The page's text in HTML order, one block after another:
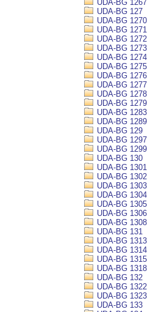
UDA-BG 1267
UDA-BG 127
UDA-BG 1270
UDA-BG 1271
UDA-BG 1272
UDA-BG 1273
UDA-BG 1274
UDA-BG 1275
UDA-BG 1276
UDA-BG 1277
UDA-BG 1278
UDA-BG 1279
UDA-BG 1283
UDA-BG 1289
UDA-BG 129
UDA-BG 1297
UDA-BG 1299
UDA-BG 130
UDA-BG 1301
UDA-BG 1302
UDA-BG 1303
UDA-BG 1304
UDA-BG 1305
UDA-BG 1306
UDA-BG 1308
UDA-BG 131
UDA-BG 1313
UDA-BG 1314
UDA-BG 1315
UDA-BG 1318
UDA-BG 132
UDA-BG 1322
UDA-BG 1323
UDA-BG 133